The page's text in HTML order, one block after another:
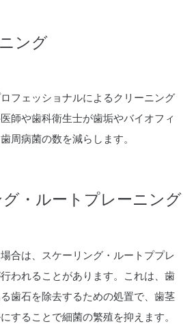
ング
フェッショナルによるクリーニング
師や歯科衛生士が歯垢やバイオフィ
周病菌の数を減らします。
・ルートプレーニング
合は、スケーリング・ルートププレ
われることがあります。これは、歯
歯石を除去するための処置で、歯茎
することで細菌の繁殖を抑えます。